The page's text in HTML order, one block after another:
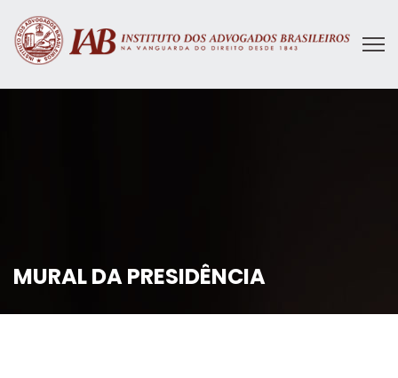
MURAL DA PRESIDÊNCIA